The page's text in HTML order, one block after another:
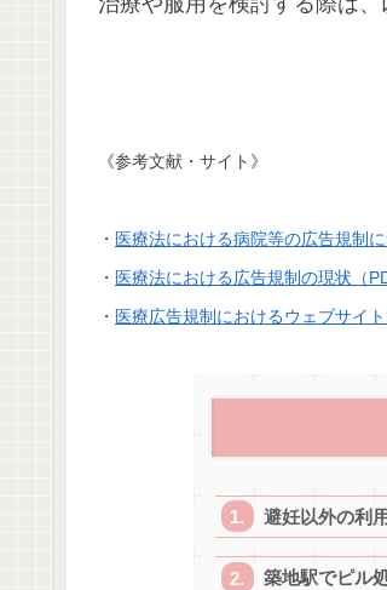
《参考文献・サイト》
・ 医療法における病院等の広告規制
・ 医療法における広告規制の現状（
・ 医療広告規制におけるウェブサイ
避妊以外の利
築地駅でピル